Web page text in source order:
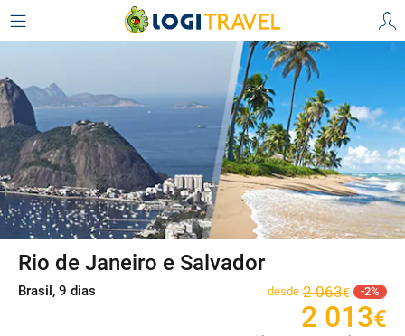
Rio de Janeiro e Salvador
Brasil, 9 dias desde 2 063€ 2
2 013€